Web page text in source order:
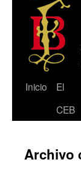
Saltar
Inicio
El
CEB
Archivo